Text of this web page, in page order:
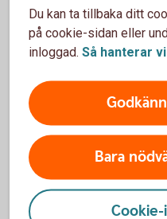
Kom igång och
Vi har
som passar dig beror
mer om våra
Våra
Du kan ta tillbaka ditt
på cookie-sidan eller
inloggad. Så hanterar vi
Bara